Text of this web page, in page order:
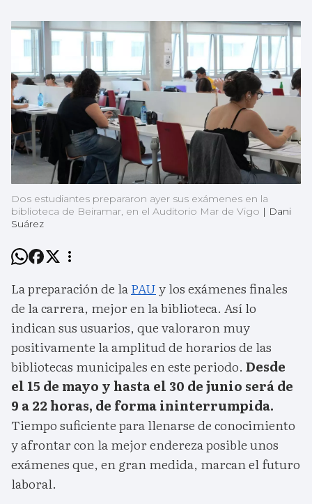
Dos estudiantes prepararon ayer sus exámenes en la
biblioteca de Beiramar, en el Auditorio Mar de Vigo | Dani
Suárez
La preparación de laPAUy los exámenes finales
de la carrera, mejor en la biblioteca. Así lo
indican sus usuarios, que valoraron muy
positivamente la amplitud de horarios de las
bibliotecas municipales en este periodo. Desde
el 15 de mayo y hasta el 30 de junio será de
9 a 22 horas, de forma ininterrumpida.
Tiempo suficiente para llenarse de conocimiento
y afrontar con la mejor endereza posible unos
exámenes que, en gran medida, marcan el futuro
laboral.